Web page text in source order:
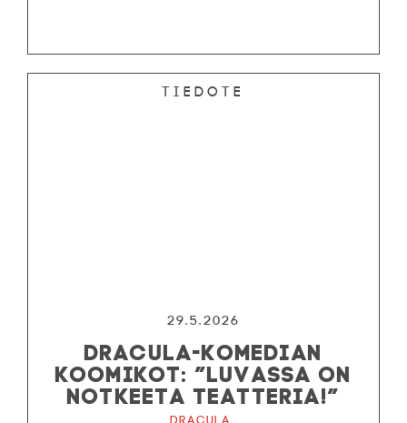
Tiedote
29.5.2026
DRACULA-KOMEDIAN
KOOMIKOT: ”LUVASSA ON
NOTKEETA TEATTERIA!”
Dracula